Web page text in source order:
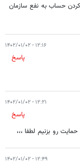
حساب به نفع سازمان
۱۲:۱۶ - ۱۴۰۲/۰۱/۰۲
پاسخ
۱۲:۲۱ - ۱۴۰۲/۰۱/۰۲
پاسخ
رو بزنیم لطفا ،،،
۱۲:۴۹ - ۱۴۰۲/۰۱/۰۲